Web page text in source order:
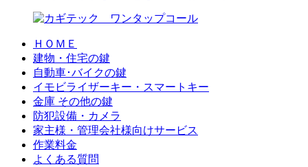
ＨＯＭＥ
建物・住宅の鍵
自動車･バイクの鍵
イモビライザーキー・スマートキー
金庫 その他の鍵
防犯設備・カメラ
家主様・管理会社様向けサービス
作業料金
よくある質問